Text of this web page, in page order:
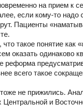
на прием к
если кому-то надо
Пациенты
такое понятие как
оказать одинаково
реформа
всего такое
не прижились.
Центральной и